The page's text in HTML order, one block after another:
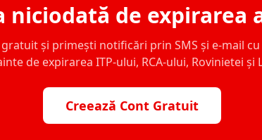
niciodată de expirarea
și primești notificări prin SMS și e-mail cu
de expirarea ITP-ului, RCA-ului, Rovinietei și
Creează Cont Gratuit